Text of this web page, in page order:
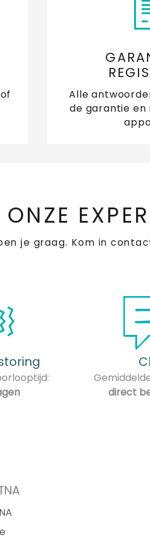
Alle
de garantie
ONZE
je graag. Kom in
direct